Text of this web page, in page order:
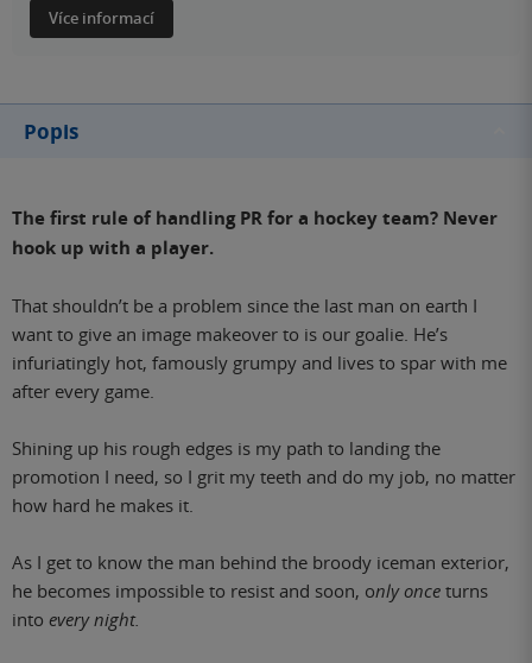
Více informací
Popis
The first rule of handling PR for a hockey team? Never
hook up with a player.
That shouldn’t be a problem since the last man on earth I
want to give an image makeover to is our goalie. He’s
infuriatingly hot, famously grumpy and lives to spar with me
after every game.
Shining up his rough edges is my path to landing the
promotion I need, so I grit my teeth and do my job, no matter
how hard he makes it.
As I get to know the man behind the broody iceman exterior,
he becomes impossible to resist and soon, only once turns
into every night.